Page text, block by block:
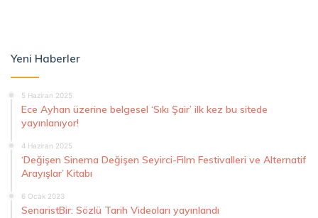
Yeni Haberler
5 Haziran 2025
Ece Ayhan üzerine belgesel ‘Sıkı Şair’ ilk kez bu sitede
yayınlanıyor!
4 Haziran 2025
‘Değişen Sinema Değişen Seyirci-Film Festivalleri ve Alternatif
Arayışlar’ Kitabı
6 Ocak 2023
SenaristBir: Sözlü Tarih Videoları yayınlandı